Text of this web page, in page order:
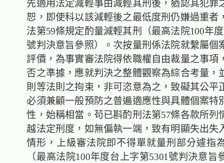
先適用法定減輕事由減輕其刑後，猶認其犯罪
恕，即使科以該減輕後之最低度刑仍嫌過重者
法第59條規定酌量減輕其刑（最高法院100年
號判決意旨參照）。次按量刑係法院就繫屬個
評價，為事實審法院得依職權自由裁量之事項
否之準據，應就判決之整體觀察為綜合考量，
則等法則之拘束，非可恣意為之，致礙其公平
必須兼顧一般預防之普遍適應性與具體個案特
性，始稱相當。苟已斟酌刑法第57條各款所列
越法定刑度，如無偏執一端，致有明顯失出失
情形，上級審法院即不得單就量刑部分遽指
（最高法院100年度台上字第5301號判決意旨